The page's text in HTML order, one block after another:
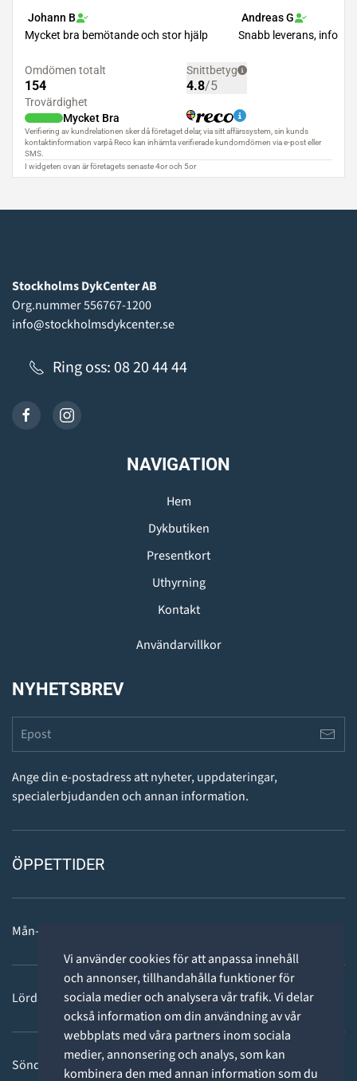
Vi använder cookies för att anpassa innehåll
och annonser, tillhandahålla funktioner för
sociala medier och analysera vår trafik. Vi delar
också information om din användning av vår
webbplats med våra partners inom sociala
medier, annonsering och analys, som kan
kombinera den med annan information som du
Stockholms DykCenter AB
Org.nummer 556767-1200
info@stockholmsdykcenter.se
Ring oss: 08 20 44 44
NAVIGATION
Hem
Dykbutiken
Presentkort
Uthyrning
Kontakt
Användarvillkor
NYHETSBREV
Ange din e-postadress att nyheter, uppdateringar,
specialerbjudanden och annan information.
ÖPPETTIDER
Mån-fre: 11 - 18
Lördag: 11-15
Söndag: STÄNGT